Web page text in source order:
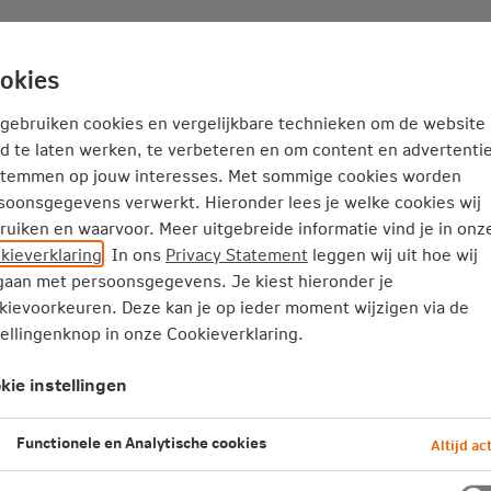
Adviseur Nieuws
Thema's
Mijn NN Zakelijk
NN Zakelijk
Waar vind ik de inactieve deelnemers en hun
cookies en vergelijkbare technieken om de website
te laten werken, te verbeteren en om content en
op jouw interesses. Met sommige cookies worden
verwerkt. Hieronder lees je welke cookies wij
en waarvoor. Meer uitgebreide informatie vind je in
. In ons Privacy Statement leggen wij uit hoe wij
met persoonsgegevens. Je kiest hieronder je
Deze kan je op ieder moment wijzigen via de
in onze Cookieverklaring.
instellingen
Functionele en Analytische cookies Altijd